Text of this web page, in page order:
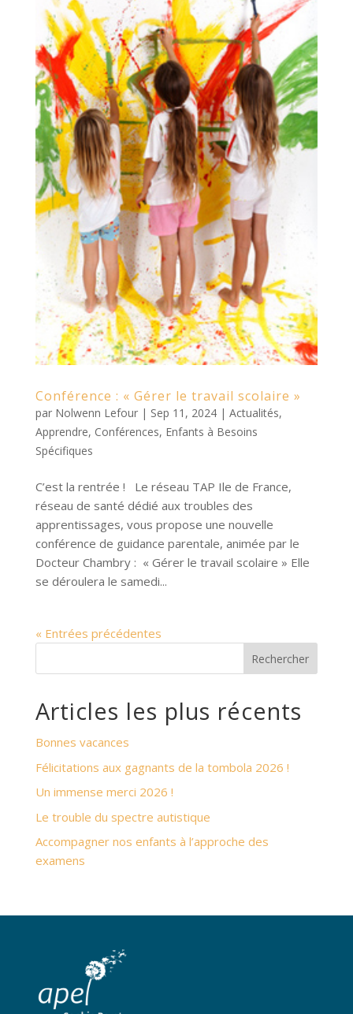
Conférence : « Gérer le travail scolaire »
par Nolwenn Lefour| Sep 11, 2024| Actualités,
Apprendre, Conférences, Enfants à Besoins
Spécifiques
C’est la rentrée ! Le réseau TAP Ile de France,
réseau de santé dédié aux troubles des
apprentissages, vous propose une nouvelle
conférence de guidance parentale, animée par le
Docteur Chambry : « Gérer le travail scolaire » Elle
se déroulera le samedi...
« Entrées précédentes
Rechercher
Articles les plus récents
Bonnes vacances
Félicitations aux gagnants de la tombola 2026 !
Un immense merci 2026 !
Le trouble du spectre autistique
Accompagner nos enfants à l’approche des
examens